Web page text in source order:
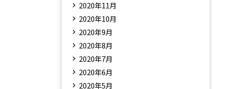
2020年11月
2020年10月
2020年9月
2020年8月
2020年7月
2020年6月
2020年5月